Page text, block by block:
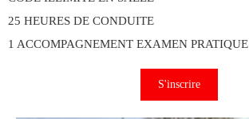
25 HEURES DE CONDUITE
1 ACCOMPAGNEMENT EXAMEN PRATIQUE
S'inscrire